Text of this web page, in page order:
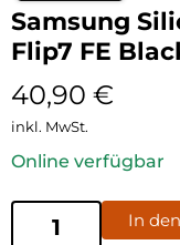
Samsung
Flip7 FE
40,90 €
inkl. MwSt.
Online verfügbar
In